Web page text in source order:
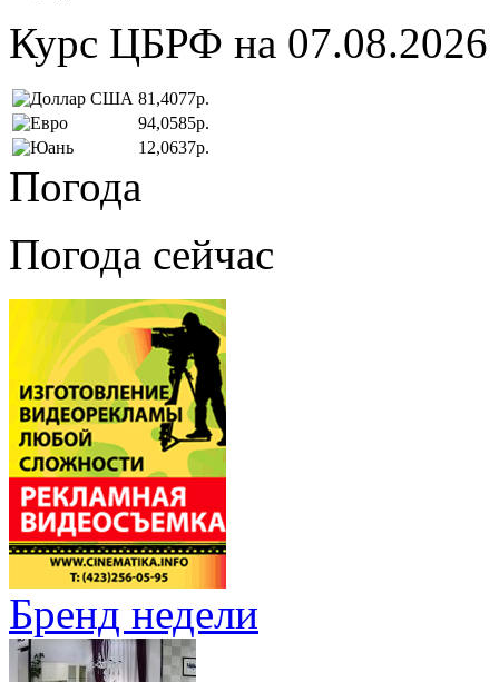
Курс ЦБРФ на 07.08.2026
81,4077р.
94,0585р.
12,0637р.
Погода
Погода сейчас
Бренд недели